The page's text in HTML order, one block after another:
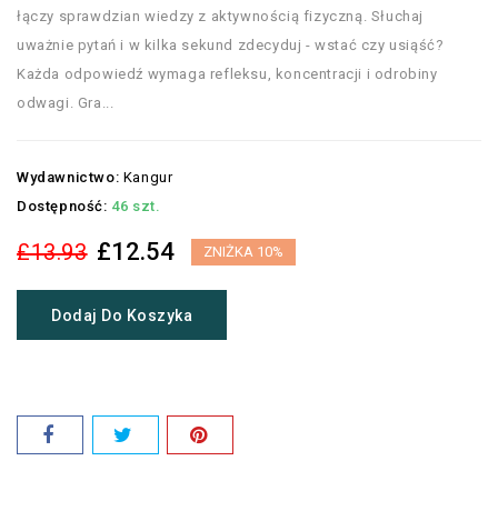
łączy sprawdzian wiedzy z aktywnością fizyczną. Słuchaj
uważnie pytań i w kilka sekund zdecyduj - wstać czy usiąść?
Każda odpowiedź wymaga refleksu, koncentracji i odrobiny
odwagi. Gra...
Wydawnictwo: Kangur
Dostępność: 46 szt.
£13.93 £12.54 ZNIŻKA 10%
Dodaj Do Koszyka